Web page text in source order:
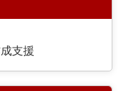
支援